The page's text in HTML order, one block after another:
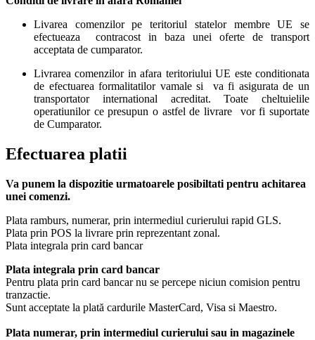
Livarea comenzilor pe teritoriul statelor membre UE se
efectueaza contracost in baza unei oferte de transport
acceptata de cumparator.
Livrarea comenzilor in afara teritoriului UE este conditionata
de efectuarea formalitatilor vamale si va fi asigurata de un
transportator international acreditat. Toate cheltuielile
operatiunilor ce presupun o astfel de livrare vor fi suportate
de Cumparator.
Efectuarea platii
Va punem la dispozitie urmatoarele posibiltati pentru achitarea
unei comenzi.
Plata ramburs, numerar, prin intermediul curierului rapid GLS.
Plata prin POS la livrare prin reprezentant zonal.
Plata integrala prin card bancar
Plata integrala prin card bancar
Pentru plata prin card bancar nu se percepe niciun comision pentru
tranzactie.
Sunt acceptate la plată cardurile MasterCard, Visa si Maestro.
Plata numerar, prin intermediul curierului sau in magazinele